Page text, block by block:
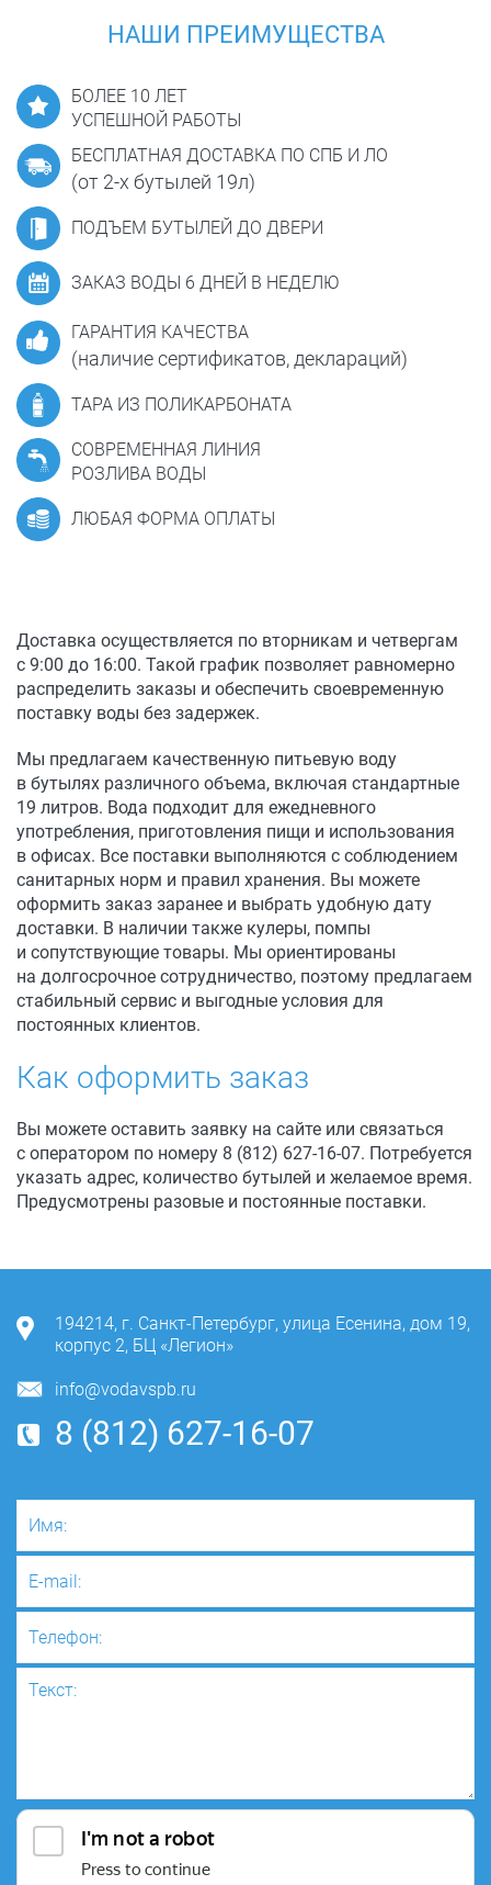
НАШИ ПРЕИМУЩЕСТВА
БОЛЕЕ 10 ЛЕТ
УСПЕШНОЙ РАБОТЫ
БЕСПЛАТНАЯ ДОСТАВКА ПО СПБ И ЛО
(от 2-х бутылей 19л)
ПОДЪЕМ БУТЫЛЕЙ ДО ДВЕРИ
ЗАКАЗ ВОДЫ 6 ДНЕЙ В НЕДЕЛЮ
ГАРАНТИЯ КАЧЕСТВА
(наличие сертификатов, деклараций)
ТАРА ИЗ ПОЛИКАРБОНАТА
СОВРЕМЕННАЯ ЛИНИЯ
РОЗЛИВА ВОДЫ
ЛЮБАЯ ФОРМА ОПЛАТЫ
Доставка осуществляется по вторникам и четвергам
с 9:00 до 16:00. Такой график позволяет равномерно
распределить заказы и обеспечить своевременную
поставку воды без задержек.
Мы предлагаем качественную питьевую воду
в бутылях различного объема, включая стандартные
19 литров. Вода подходит для ежедневного
употребления, приготовления пищи и использования
в офисах. Все поставки выполняются с соблюдением
санитарных норм и правил хранения. Вы можете
оформить заказ заранее и выбрать удобную дату
доставки. В наличии также кулеры, помпы
и сопутствующие товары. Мы ориентированы
на долгосрочное сотрудничество, поэтому предлагаем
стабильный сервис и выгодные условия для
постоянных клиентов.
Как оформить заказ
Вы можете оставить заявку на сайте или связаться
с оператором по номеру 8 (812) 627-16-07. Потребуется
указать адрес, количество бутылей и желаемое время.
Предусмотрены разовые и постоянные поставки.
194214, г. Санкт-Петербург, улица Есенина, дом 19,
корпус 2, БЦ «Легион»
info@vodavspb.ru
8 (812) 627-16-07